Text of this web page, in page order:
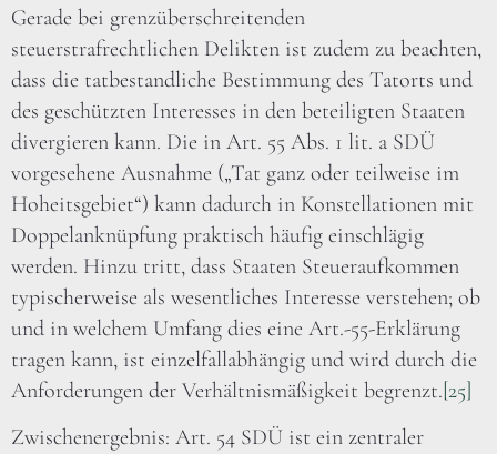
Gerade bei grenzüberschreitenden
steuerstrafrechtlichen Delikten ist zudem zu beachten,
dass die tatbestandliche Bestimmung des Tatorts und
des geschützten Interesses in den beteiligten Staaten
divergieren kann. Die in Art. 55 Abs. 1 lit. a SDÜ
vorgesehene Ausnahme („Tat ganz oder teilweise im
Hoheitsgebiet“) kann dadurch in Konstellationen mit
Doppelanknüpfung praktisch häufig einschlägig
werden. Hinzu tritt, dass Staaten Steueraufkommen
typischerweise als wesentliches Interesse verstehen; ob
und in welchem Umfang dies eine Art.-55-Erklärung
tragen kann, ist einzelfallabhängig und wird durch die
Anforderungen der Verhältnismäßigkeit begrenzt.[25]
Zwischenergebnis: Art. 54 SDÜ ist ein zentraler